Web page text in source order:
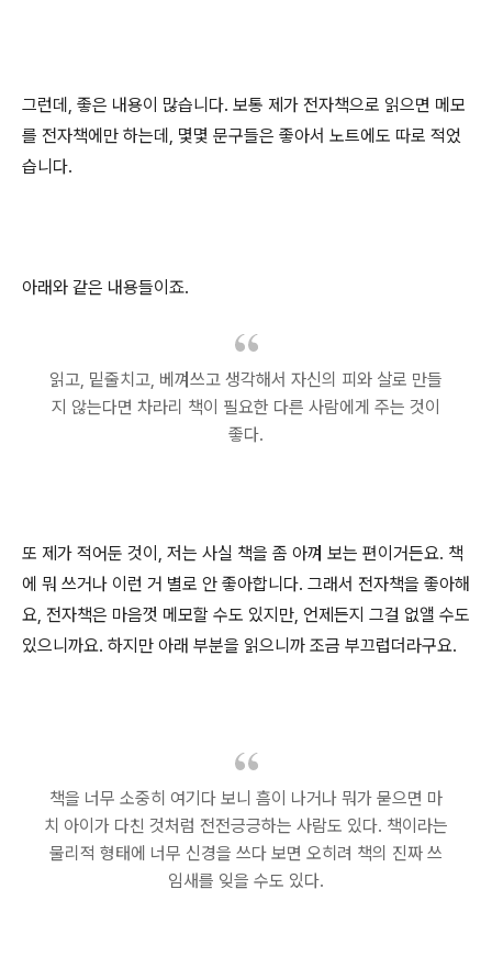
그런데, 좋은 내용이 많습니다. 보통 제가 전자책으로 읽으면 메모
를 전자책에만 하는데, 몇몇 문구들은 좋아서 노트에도 따로 적었
습니다.
아래와 같은 내용들이죠.
읽고, 밑줄치고, 베껴쓰고 생각해서 자신의 피와 살로 만들
지 않는다면 차라리 책이 필요한 다른 사람에게 주는 것이
좋다.
또 제가 적어둔 것이, 저는 사실 책을 좀 아껴 보는 편이거든요. 책
에 뭐 쓰거나 이런 거 별로 안 좋아합니다. 그래서 전자책을 좋아해
요, 전자책은 마음껏 메모할 수도 있지만, 언제든지 그걸 없앨 수도
있으니까요. 하지만 아래 부분을 읽으니까 조금 부끄럽더라구요.
책을 너무 소중히 여기다 보니 흠이 나거나 뭐가 묻으면 마
치 아이가 다친 것처럼 전전긍긍하는 사람도 있다. 책이라는
물리적 형태에 너무 신경을 쓰다 보면 오히려 책의 진짜 쓰
임새를 잊을 수도 있다.